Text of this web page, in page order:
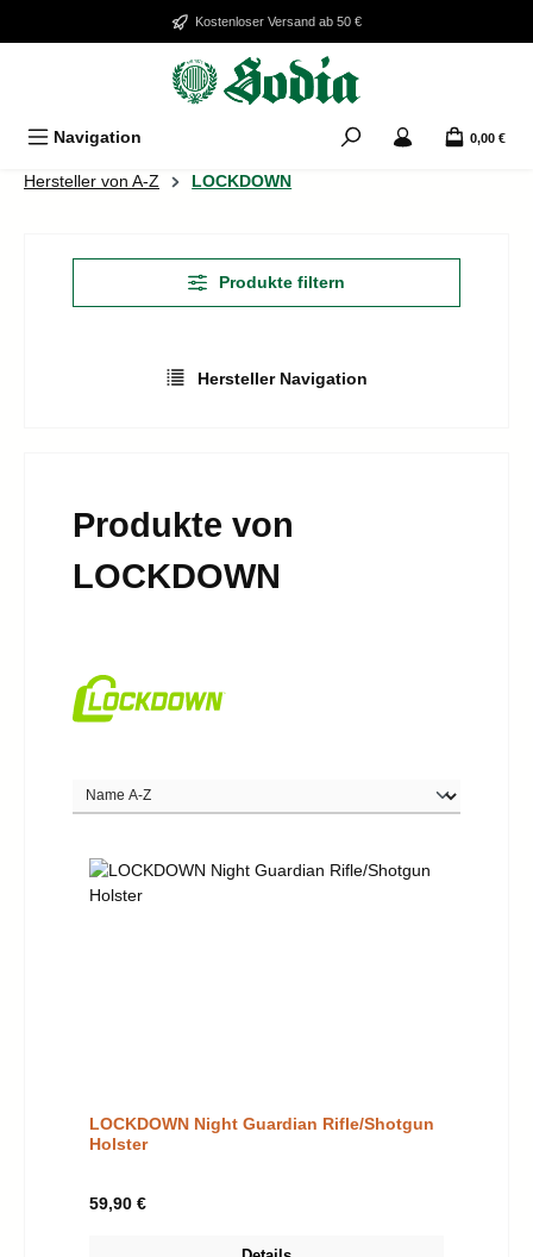
Zum Hauptinhalt springenKostenloser Versand ab 50 €
Navigation 0,00 €
Hersteller von A-Z LOCKDOWN
Produkte filtern
Hersteller Navigation
Produkte von
LOCKDOWN
LOCKDOWN Night Guardian Rifle/Shotgun
Holster
Regulärer Preis:
59,90 €